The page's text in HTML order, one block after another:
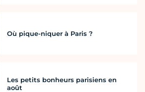
Où pique-niquer à Paris ?
Les petits bonheurs parisiens en
août